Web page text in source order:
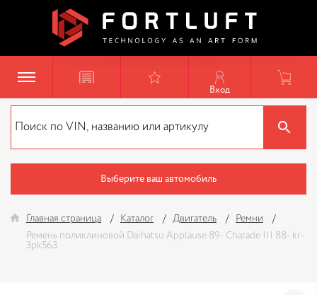
Вход
Выберите ваш автомобиль
Главная страница Каталог Двигатель
Ремни
Ремень поликлиновой Daihatsu Applause 89- Charade III 88- kr-
3pk563